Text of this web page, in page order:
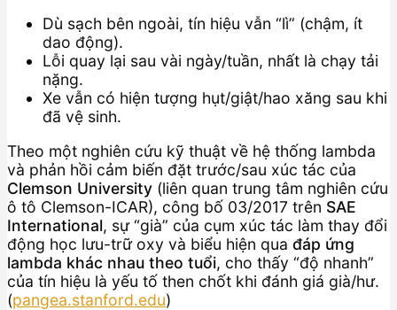
Dù sạch bên ngoài, tín hiệu vẫn “lì” (chậm, ít
dao động).
Lỗi quay lại sau vài ngày/tuần, nhất là chạy tải
nặng.
Xe vẫn có hiện tượng hụt/giật/hao xăng sau khi
đã vệ sinh.
Theo một nghiên cứu kỹ thuật về hệ thống lambda
và phản hồi cảm biến đặt trước/sau xúc tác của
Clemson University (liên quan trung tâm nghiên cứu
ô tô Clemson-ICAR), công bố 03/2017 trên SAE
International, sự “già” của cụm xúc tác làm thay đổi
động học lưu-trữ oxy và biểu hiện qua đáp ứng
lambda khác nhau theo tuổi, cho thấy “độ nhanh”
của tín hiệu là yếu tố then chốt khi đánh giá già/hư.
(pangea.stanford.edu)